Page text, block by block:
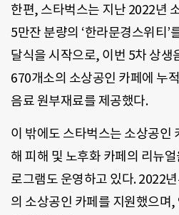
한편, 스타벅스는 지난 2022년
5만잔 분량의 ‘한라문경스위티’
달식을 시작으로, 이번 5차 상생
670개소의 소상공인 카페에 누
음료 원부재료를 제공했다.
이 밖에도 스타벅스는 소상공인
해 피해 및 노후화 카페의 리뉴
로그램도 운영하고 있다. 2022
의 소상공인 카페를 지원했으며